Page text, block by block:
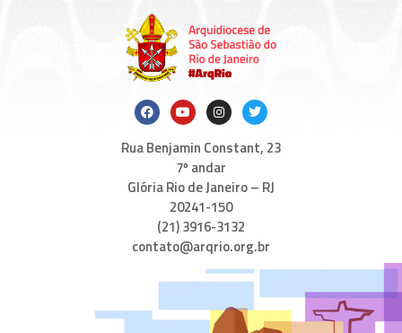
Rua Benjamin Constant, 23
7º andar
Glória Rio de Janeiro – RJ
20241-150
(21) 3916-3132
contato@arqrio.org.br